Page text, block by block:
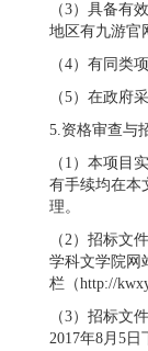
（3）具备有
地区有九游官
（4）有同类
（5）在政府
5.资格审查与
（1）本项目
有手续均在本
理。
（2）招标文
学科文学院网
栏（http://
（3）招标文
2017年8月5